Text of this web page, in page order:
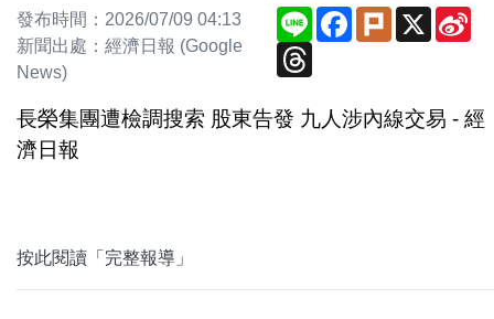
發布時間：2026/07/09 04:13
新聞出處：經濟日報 (Google
News)
Line Facebook
Plurk X
長榮集團遭檢調搜索 股東告發 九人涉內線交易 - 經
濟日報
按此閱讀「完整報導」